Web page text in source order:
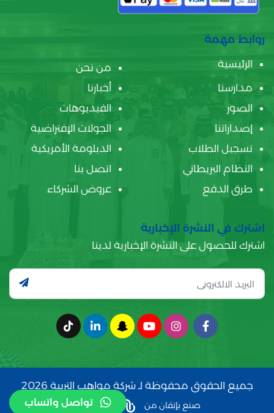
تواصل واتساب
روابط مهمة
الرئيسية
من نحن
مدارسنا
أخبارنا
الصور
الفيديوهات
إصداراتنا
الجولات الإفتراضية
تسجيل الطلاب
الدبلومة الأمريكية
النظام البريطاني
اتصل بنا
طرق الدفع
عروض الشركاء
اشترك في النشرة الإخبارية
اشترك للحصول على النشرة الإخبارية لدينا
جميع الحقوق محفوظة لـ شركة مواهب التربية 2026
صنع بإتقان من